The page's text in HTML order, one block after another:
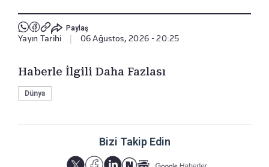
Paylaş
Yayın Tarihi 06 Ağustos, 2026 - 20:25
Haberle İlgili Daha Fazlası
Dünya
Bizi Takip Edin